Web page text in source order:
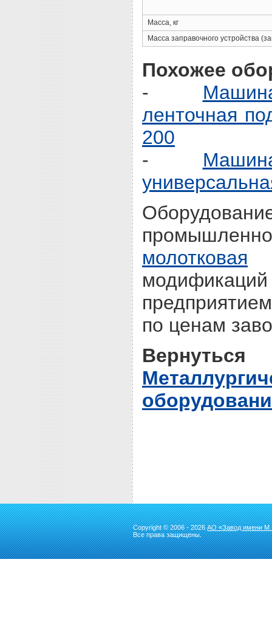
Масса, кг
Масса заправочного устройства
Похожее
-
ленточная
200
-
молотковая
по ценам
Copyright © 2006 - 2026АО «Завод имени
Все права защищены.